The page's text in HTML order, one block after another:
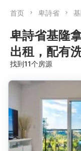
首页 卑詩省
卑詩省基隆
出租，配有
找到11个房源
日期: 最新日期在前
日期: 过往日期在前
价格 - $$$ 到 $